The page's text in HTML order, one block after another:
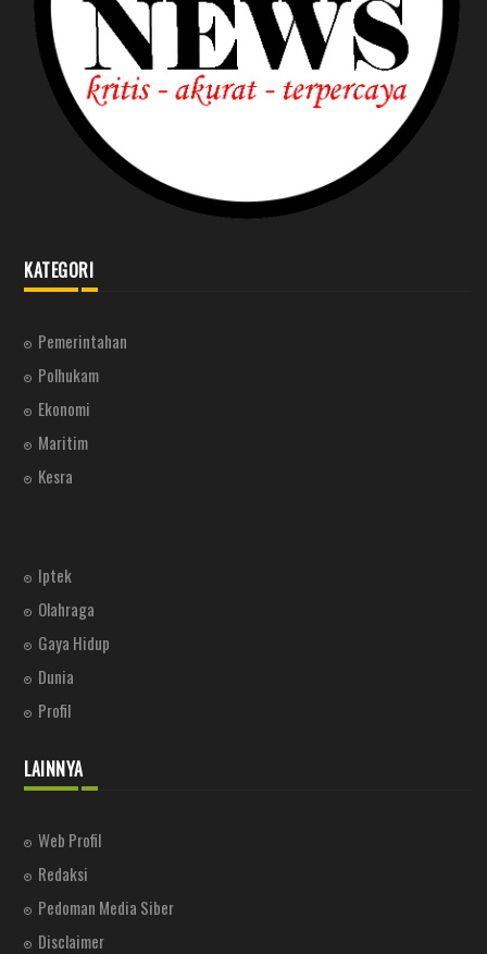
KATEGORI
Pemerintahan
Polhukam
Ekonomi
Maritim
Kesra
Iptek
Olahraga
Gaya Hidup
Dunia
Profil
LAINNYA
Web Profil
Redaksi
Pedoman Media Siber
Disclaimer